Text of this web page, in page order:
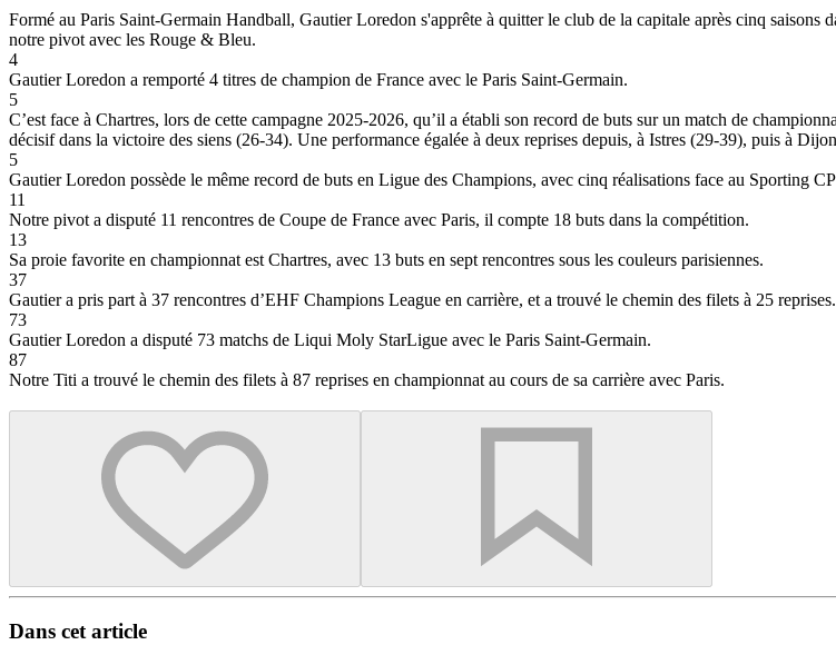
Formé au Paris Saint-Germain Handball, Gautier Loredon s'apprête à quitter le club de la capitale après cinq
notre pivot avec les Rouge & Bleu.
4
Gautier Loredon a remporté 4 titres de champion de France avec le Paris Saint-Germain.
5
C’est face à Chartres, lors de cette campagne 2025-2026, qu’il a établi son record de buts sur un match de
décisif dans la victoire des siens (26-34). Une performance égalée à deux reprises depuis, à Istres (29-39), puis à
5
Gautier Loredon possède le même record de buts en Ligue des Champions, avec cinq réalisations face au Sporting
11
Notre pivot a disputé 11 rencontres de Coupe de France avec Paris, il compte 18 buts dans la compétition.
13
Sa proie favorite en championnat est Chartres, avec 13 buts en sept rencontres sous les couleurs parisiennes.
37
Gautier a pris part à 37 rencontres d’EHF Champions League en carrière, et a trouvé le chemin des filets à 25 reprises.
73
Gautier Loredon a disputé 73 matchs de Liqui Moly StarLigue avec le Paris Saint-Germain.
87
Notre Titi a trouvé le chemin des filets à 87 reprises en championnat au cours de sa carrière avec Paris.
Dans cet article